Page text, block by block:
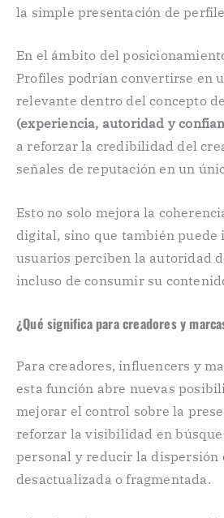
la simple presentación de
En el ámbito del
Profiles podrían convertirse en
relevante dentro del concepto de
(experiencia, autoridad y
a reforzar la credibilidad del
señales de reputación en un
Esto no solo mejora la
digital, sino que también puede
usuarios perciben la autoridad
incluso de consumir su
¿Qué significa para creadores y
Para creadores, influencers y
esta función abre nuevas
mejorar el control sobre la
reforzar la visibilidad en
personal y reducir la dispersión
desactualizada o fragmentada.